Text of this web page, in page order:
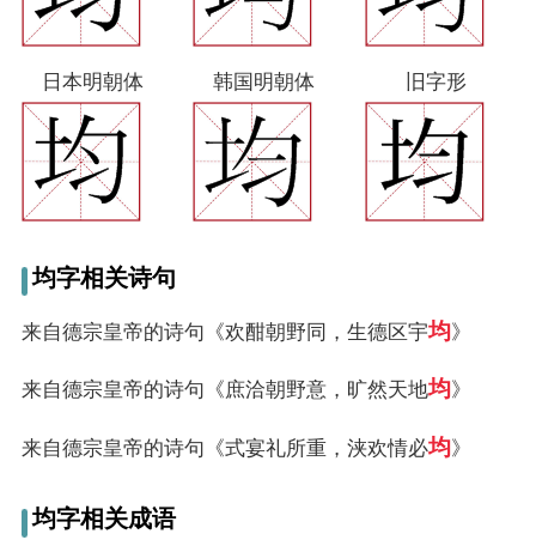
日本明朝体 韩国明朝体 旧字形
均字相关诗句
来自德宗皇帝的诗句《欢酣朝野同，生德区宇均》
来自德宗皇帝的诗句《庶洽朝野意，旷然天地均》
来自德宗皇帝的诗句《式宴礼所重，浃欢情必均》
均字相关成语